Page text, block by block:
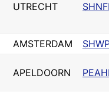
UTRECHT
AMSTERDAM
APELDOORN